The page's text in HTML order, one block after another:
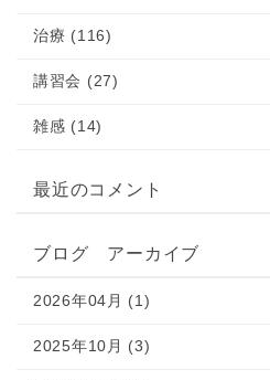
治療 (116)
講習会 (27)
雑感 (14)
最近のコメント
ブログ アーカイブ
2026年04月 (1)
2025年10月 (3)